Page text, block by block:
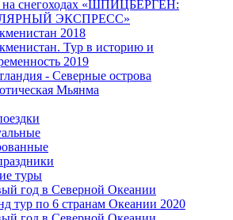
на снегоходах «ШПИЦБЕРГЕН:
ЭКСПРЕСС»
2018
Тур в историю и
2019
- Северные острова
Мьянма
туры
год в Северной Океании
тур по 6 странам Океании 2020